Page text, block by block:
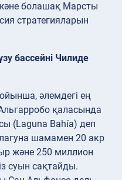
болашақ Марсты
стратегияларын
бассейні Чилиде
әлемдегі ең
қаласында
(Laguna Bahía) деп
шамамен 20 акр
және 250 миллион
суын сақтайды.